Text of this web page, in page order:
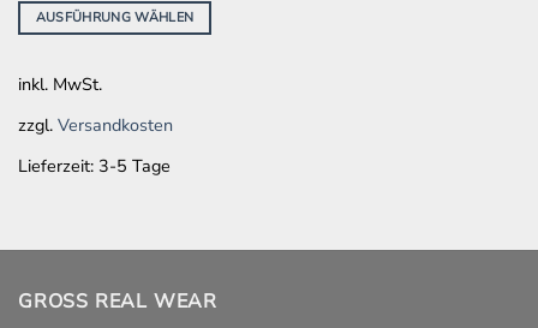
AUSFÜHRUNG WÄHLEN
Die
können
der
gewählt
inkl. MwSt.
zzgl. Versandkosten
Lieferzeit: 3-5 Tage
GROSS REAL WEAR